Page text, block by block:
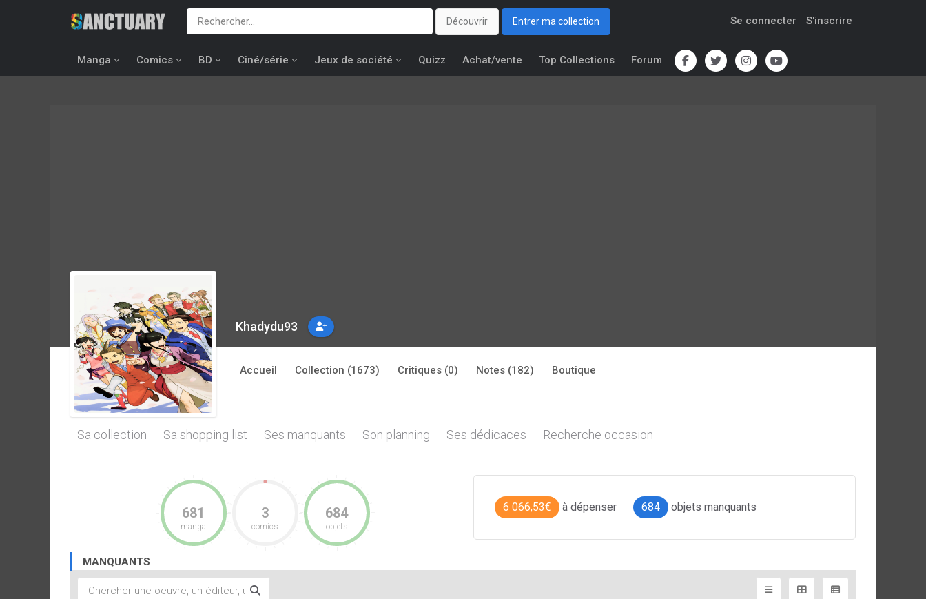
Découvrir Entrer ma collection Se connecter S'inscrire
Manga Comics BD Ciné/série Jeux de société Quizz Achat/vente Top Collections Forum
Khadydu93
Accueil Collection (1673) Critiques (0) Notes (182) Boutique
Sa collection Sa shopping list Ses manquants Son planning Ses dédicaces Recherche occasion
681
manga
3
comics
684
objets
6 066,53€ à dépenser 684 objets manquants
MANQUANTS